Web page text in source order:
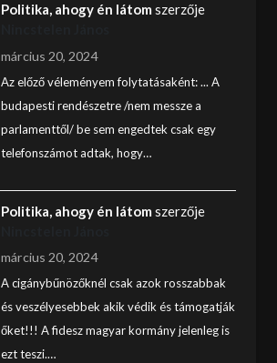
Politika, ahogy én látom szerzője
március 20, 2024
Az előző véleményem folytatásaként: ... A
budapesti rendészetre /nem messze a
parlamenttől/ be sem engedtek csak egy
telefonszámot adtak, hogy…
Politika, ahogy én látom szerzője
március 20, 2024
A cigánybűnözőknél csak azok rosszabbak
és veszélyesebbek akik védik és támogatják
őket!!! A fidesz magyar kormány jelenleg is
ezt teszi.…